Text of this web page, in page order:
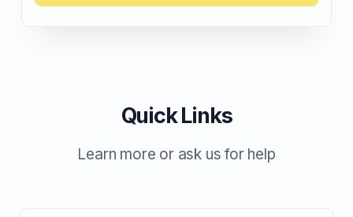
Quick Links
Learn more or ask us for help